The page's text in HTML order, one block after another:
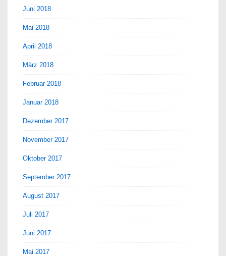
Juni 2018
Mai 2018
April 2018
März 2018
Februar 2018
Januar 2018
Dezember 2017
November 2017
Oktober 2017
September 2017
August 2017
Juli 2017
Juni 2017
Mai 2017